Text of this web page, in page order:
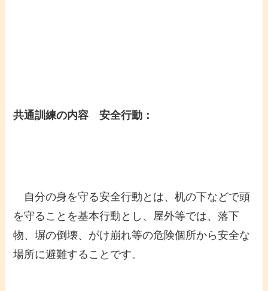
共通訓練の内容 安全行動：
自分の身を守る安全行動とは、机の下などで頭
を守ることを基本行動とし、屋外等では、落下
物、塀の倒壊、がけ崩れ等の危険個所から安全な
場所に避難することです。